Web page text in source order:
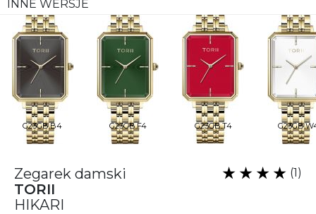
INNE WERSJE
G23GB.B4 G23GB.F4 G23GB.T4
Zegarek damski
TORII
HIKARI
(1)